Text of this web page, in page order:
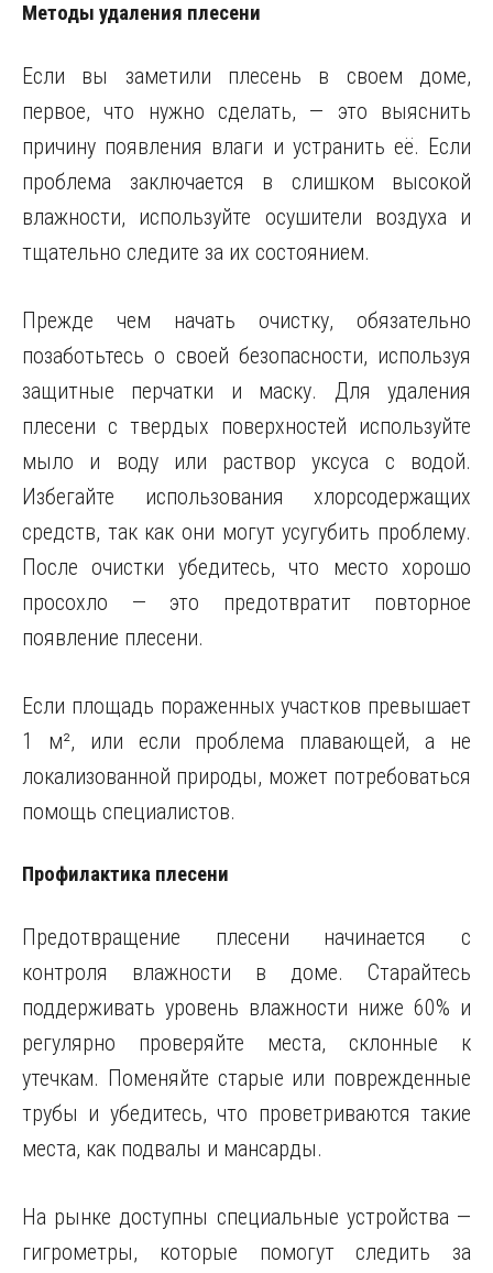
Методы удаления плесени
Если вы заметили плесень в своем доме,
первое, что нужно сделать, — это выяснить
причину появления влаги и устранить её. Если
проблема заключается в слишком высокой
влажности, используйте осушители воздуха и
тщательно следите за их состоянием.
Прежде чем начать очистку, обязательно
позаботьтесь о своей безопасности, используя
защитные перчатки и маску. Для удаления
плесени с твердых поверхностей используйте
мыло и воду или раствор уксуса с водой.
Избегайте использования хлорсодержащих
средств, так как они могут усугубить проблему.
После очистки убедитесь, что место хорошо
просохло — это предотвратит повторное
появление плесени.
Если площадь пораженных участков превышает
1 м², или если проблема плавающей, а не
локализованной природы, может потребоваться
помощь специалистов.
Профилактика плесени
Предотвращение плесени начинается с
контроля влажности в доме. Старайтесь
поддерживать уровень влажности ниже 60% и
регулярно проверяйте места, склонные к
утечкам. Поменяйте старые или поврежденные
трубы и убедитесь, что проветриваются такие
места, как подвалы и мансарды.
На рынке доступны специальные устройства —
гигрометры, которые помогут следить за